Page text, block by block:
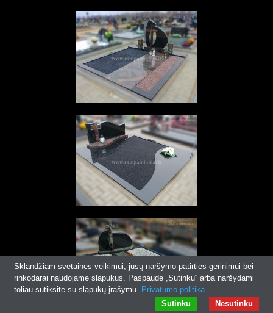
Sklandžiam svetainės veikimui, jūsų naršymo patirties gerinimui bei
rinkodarai naudojame slapukus. Paspaudę „Sutinku“ arba naršydami
toliau sutiksite su slapukų įrašymu. Privatumo politika
Nesutinku
Sutinku